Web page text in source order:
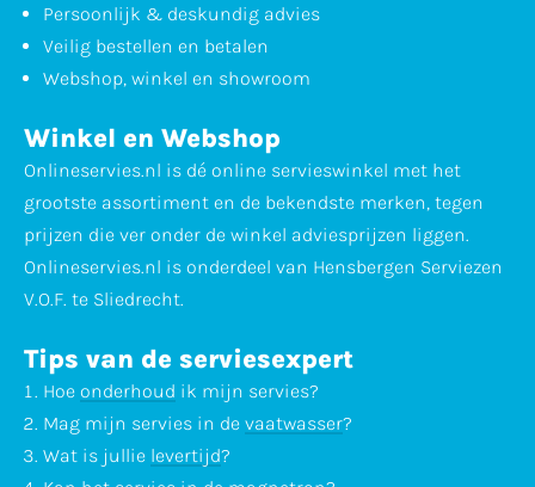
Persoonlijk & deskundig advies
Veilig bestellen en betalen
Webshop, winkel en showroom
Winkel en Webshop
Onlineservies.nl is dé online servieswinkel met het
grootste assortiment en de bekendste merken, tegen
prijzen die ver onder de winkel adviesprijzen liggen.
Onlineservies.nl is onderdeel van Hensbergen Serviezen
V.O.F. te Sliedrecht.
Tips van de serviesexpert
Hoe onderhoud ik mijn servies?
Mag mijn servies in de vaatwasser?
Wat is jullie levertijd?